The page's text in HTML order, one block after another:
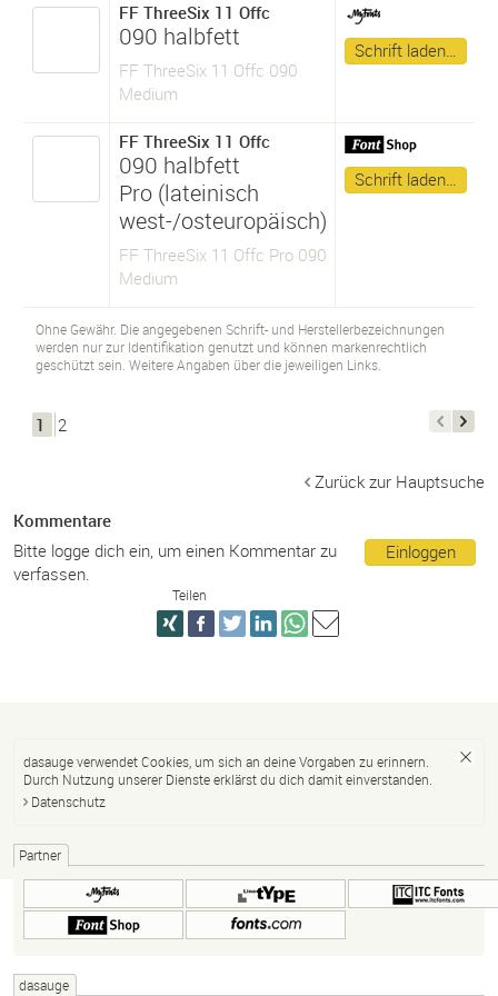
FF ThreeSix 11 Offc
090 halbfett
FF ThreeSix 11 Offc 090
Medium
Schrift laden…
FF ThreeSix 11 Offc
090 halbfett
Pro (lateinisch
west-/osteuropäisch)
FF ThreeSix 11 Offc Pro 090
Medium
Schrift laden…
Ohne Gewähr. Die angegebenen Schrift- und Herstellerbezeichnungen
werden nur zur Identifikation genutzt und können markenrechtlich
geschützt sein. Weitere Angaben über die jeweiligen Links.
1 2
Zurück zur Hauptsuche
Kommentare
Einloggen
Bitte logge dich ein, um einen Kommentar zu
verfassen.
Teilen
dasauge verwendet Cookies, um sich an deine Vorgaben zu erinnern.
Durch Nutzung unserer Dienste erklärst du dich damit einverstanden.
Datenschutz
Partner
dasauge